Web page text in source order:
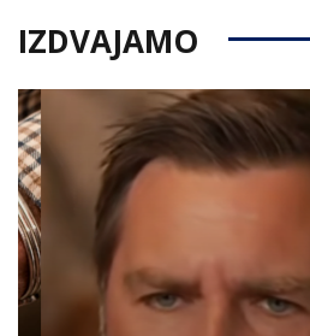
IZDVAJAMO